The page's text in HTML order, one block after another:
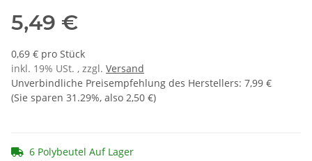
5,49 €
0,69 € pro Stück
inkl. 19% USt. , zzgl. Versand
Unverbindliche Preisempfehlung des Herstellers: 7,99 €
(Sie sparen 31.29%, also 2,50 €)
6 Polybeutel Auf Lager